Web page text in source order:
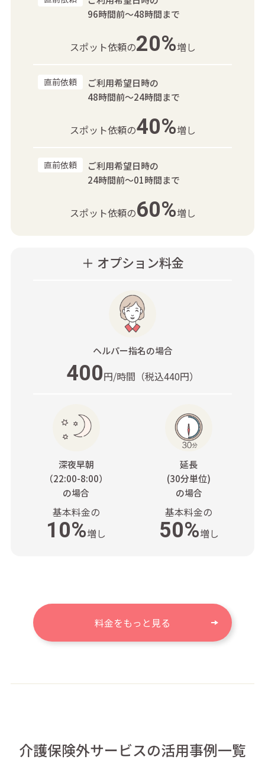
96時間前～48時間まで
スポット依頼の20%増し
直前依頼
ご利用希望日時の
48時間前～24時間まで
スポット依頼の40%増し
直前依頼
ご利用希望日時の
24時間前～01時間まで
スポット依頼の60%増し
＋ オプション料金
ヘルパー指名の場合
400円/時間 （税込440円）
深夜早朝
（22:00-8:00）
の場合
基本料金の
10%増し
延長
(30分単位)
の場合
基本料金の
50%増し
料金をもっと見る
介護保険外サービスの活用事例一覧